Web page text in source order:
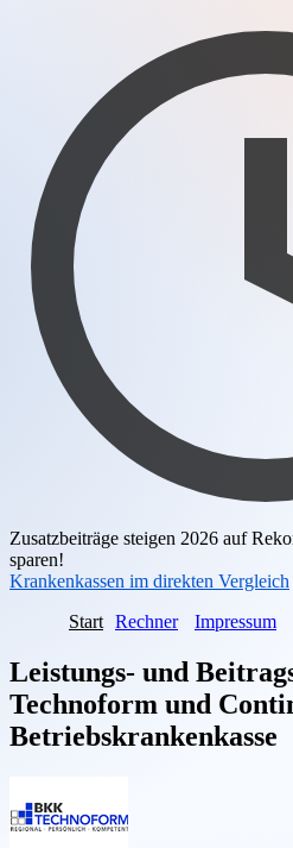
Zusatzbeiträge steigen 2026 auf
sparen!
Krankenkassen im direkten Vergleich
Start Rechner Impressum
Leistungs- und
Technoform und
Betriebskrankenkasse